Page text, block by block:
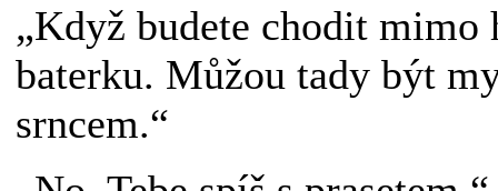
„Když budete chodit mimo
baterku. Můžou tady být
srncem.“